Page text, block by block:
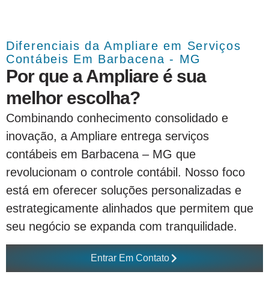
Diferenciais da Ampliare em Serviços
Contábeis Em Barbacena - MG
Por que a Ampliare é sua
melhor escolha?
Combinando conhecimento consolidado e
inovação, a Ampliare entrega serviços
contábeis em Barbacena – MG que
revolucionam o controle contábil. Nosso foco
está em oferecer soluções personalizadas e
estrategicamente alinhados que permitem que
seu negócio se expanda com tranquilidade.
Entrar Em Contato